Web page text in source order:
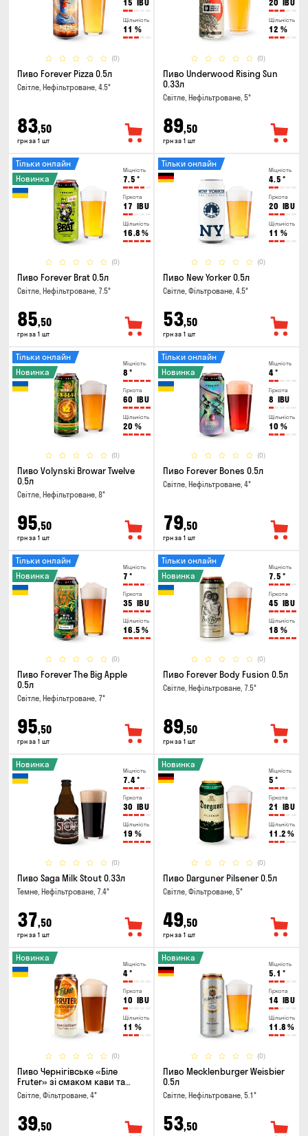
15 IBU
Щільність
11 %
(0)
Пиво Forever Pizza 0.5л
Світле, Нефільтроване, 4.5°
83,50
грн за 1 шт
20 IBU
Щільність
12 %
(0)
Пиво Underwood Rising Sun
0.33л
Світле, Нефільтроване, 5°
89,50
грн за 1 шт
Міцність
7.5 °
Гіркота
17 IBU
Щільність
16.8 %
(0)
Тільки онлайн
Новинка
Пиво Forever Brat 0.5л
Світле, Нефільтроване, 7.5°
85,50
грн за 1 шт
Міцність
4.5 °
Гіркота
20 IBU
Щільність
11 %
(0)
Тільки онлайн
Пиво New Yorker 0.5л
Світле, Фільтроване, 4.5°
53,50
грн за 1 шт
Міцність
8 °
Гіркота
60 IBU
Щільність
20 %
(0)
Тільки онлайн
Новинка
Пиво Volynski Browar Twelve
0.5л
Світле, Нефільтроване, 8°
95,50
грн за 1 шт
Міцність
4°
Гіркота
8 IBU
Щільність
10 %
(0)
Тільки онлайн
Новинка
Пиво Forever Bones 0.5л
Світле, Нефільтроване, 4°
79,50
грн за 1 шт
Міцність
7 °
Гіркота
35 IBU
Щільність
16.5 %
(0)
Тільки онлайн
Новинка
Пиво Forever The Big Apple
0.5л
Світле, Нефільтроване, 7°
95,50
грн за 1 шт
Міцність
7.5 °
Гіркота
45 IBU
Щільність
18 %
(0)
Тільки онлайн
Новинка
Пиво Forever Body Fusion 0.5л
Світле, Нефільтроване, 7.5°
89,50
грн за 1 шт
Міцність
7.4°
Гіркота
30 IBU
Щільність
19 %
(0)
Новинка
Пиво Saga Milk Stout 0.33л
Темне, Нефільтроване, 7.4°
37,50
грн за 1 шт
Міцність
5 °
Гіркота
21 IBU
Щільність
11.2 %
(0)
Новинка
Пиво Darguner Pilsener 0.5л
Світле, Фільтроване, 5°
49,50
грн за 1 шт
Міцність
4°
Гіркота
10 IBU
Щільність
11 %
(0)
Новинка
Пиво Чернігівське «Біле
Fruter» зі смаком кави та
апельсину 0.5л
Світле, Фільтроване, 4°
39,50
Міцність
5.1 °
Гіркота
14 IBU
Щільність
11.8 %
(0)
Новинка
Пиво Mecklenburger Weisbier
0.5л
Світле, Нефільтроване, 5.1°
53,50